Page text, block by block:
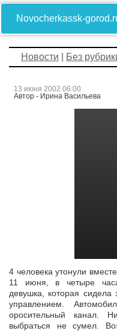
Novocherkassk-
Новости Без
13 июня 2002 06:00
Автор - Ирина Васильева
4 человека утонули
11 июня, в четыре
девушка, которая сидела
управлением.
оросительный канал.
выбраться не сумел.